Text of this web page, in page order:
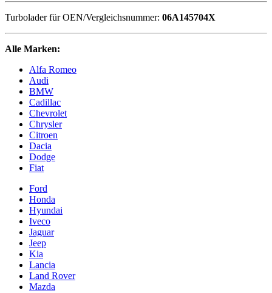
Turbolader für OEN/Vergleichsnummer: 06A145704X
Alle Marken:
Alfa Romeo
Audi
BMW
Cadillac
Chevrolet
Chrysler
Citroen
Dacia
Dodge
Fiat
Ford
Honda
Hyundai
Iveco
Jaguar
Jeep
Kia
Lancia
Land Rover
Mazda